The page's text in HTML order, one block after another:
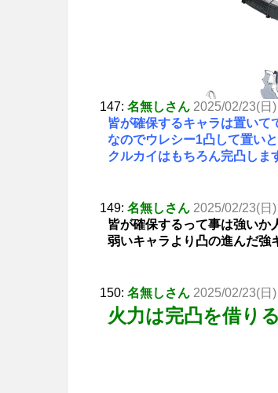
147: 名無しさん 2025/02/23(日
皆が確保するキャラは置いて
なのでウレシー1凸して置いと
クルカイはもちろん完凸しま
149: 名無しさん 2025/02/23(日
皆が確保するって事は強いか
弱いキャラより凸の進んだ強
150: 名無しさん 2025/02/23(日
火力は完凸を借り